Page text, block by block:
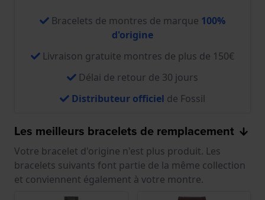
Bracelets de montres de marque 100%
d'origine
Livraison gratuite montres de plus de 150€
Délai de retour de 30 jours
Distributeur officiel de Fossil
Les meilleurs bracelets de remplacement
Votre bracelet d'origine n'est plus produit. Les
bracelets suivants font partie de la même collection
et conviennent également à votre montre.